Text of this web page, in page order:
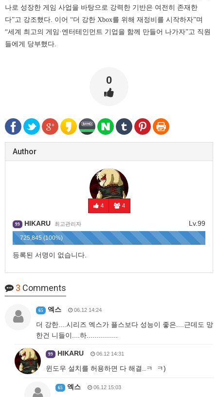
나로 성장한 게임 사업을 바탕으로 강력한 기반은 여전히 존재한
다”고 강조했다. 이어 “더 강한 Xbox를 위해 재정비를 시작하자”며
“세계 최고의 게임·엔터테인먼트 기업을 함께 만들어 나가자”고 직원
들에게 당부했다.
0
Author
4 4
Lv.99
99 HIKARU 최고관리자
725,845 (100%)
등록된 서명이 없습니다.
3 Comments
65 엑스 06.12 14:24
더 강한....시리즈 엑스가 플스보다 성능이 좋은....근데도 망
한건 니들이....하................
99 HIKARU 06.12 14:31
윈도우 설치를 허용하면 다 해결..ㅋ ㅋ)
65 엑스 06.12 15:03